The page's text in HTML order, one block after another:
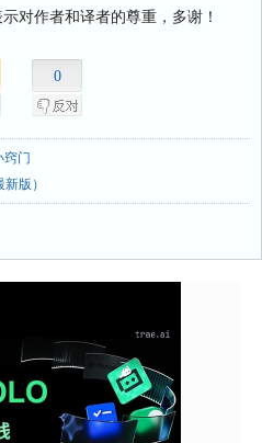
作者和译者的尊重，多谢！
0
窍门
版）